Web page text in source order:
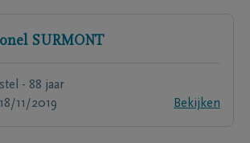
SURMONT
- 88 jaar
18/11/2019
Bekijken